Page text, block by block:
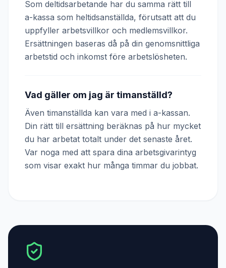
Som deltidsarbetande har du samma rätt till
a-kassa som heltidsanställda, förutsatt att du
uppfyller arbetsvillkor och medlemsvillkor.
Ersättningen baseras då på din genomsnittliga
arbetstid och inkomst före arbetslösheten.
Vad gäller om jag är timanställd?
Även timanställda kan vara med i a-kassan.
Din rätt till ersättning beräknas på hur mycket
du har arbetat totalt under det senaste året.
Var noga med att spara dina arbetsgivarintyg
som visar exakt hur många timmar du jobbat.